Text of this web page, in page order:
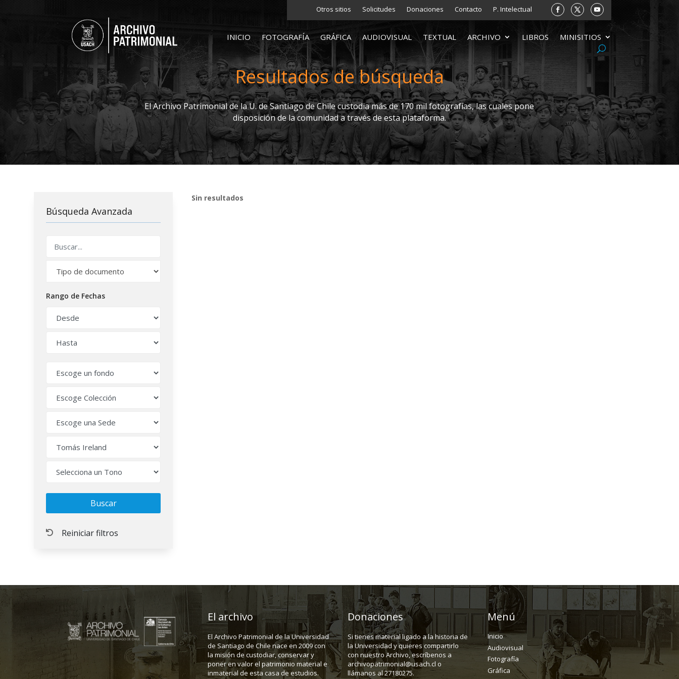
Otros sitios Solicitudes Donaciones Contacto P. Intelectual
INICIO FOTOGRAFÍA GRÁFICA AUDIOVISUAL TEXTUAL ARCHIVO LIBROS MINISITIOS
Resultados de búsqueda
El Archivo Patrimonial de la U. de Santiago de Chile custodia más de 170 mil fotografías, las cuales pone
disposición de la comunidad a través de esta plataforma.
Búsqueda Avanzada
Rango de Fechas
Sin resultados
El archivo
El Archivo Patrimonial de la Universidad
de Santiago de Chile nace en 2009 con
la misión de custodiar, conservar y
poner en valor el patrimonio material e
inmaterial de esta casa de estudios.
Donaciones
Si tienes material ligado a la historia de
la Universidad y quieres compartirlo
con nuestro Archivo, escríbenos a
archivopatrimonial@usach.cl o
llámanos al 27180275.
Menú
Inicio
Audiovisual
Fotografía
Gráfica